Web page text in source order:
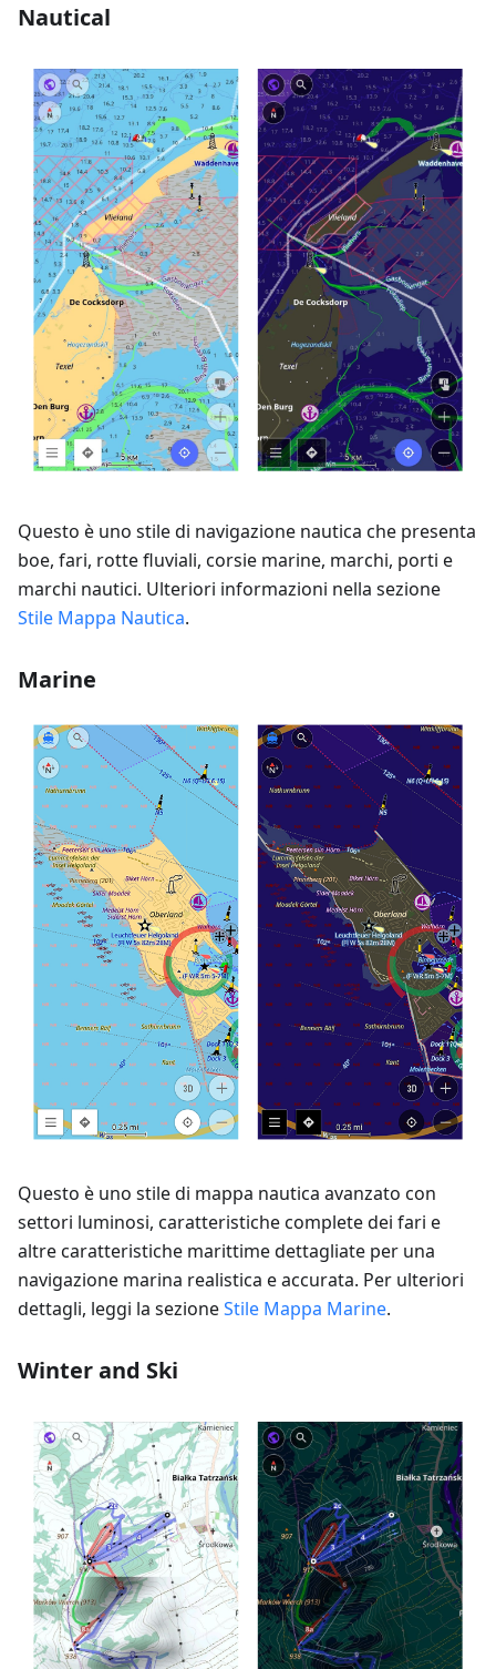
Nautical
Questo è uno stile di navigazione nautica che presenta
boe, fari, rotte fluviali, corsie marine, marchi, porti e
marchi nautici. Ulteriori informazioni nella sezione
Stile Mappa Nautica.
Marine
Questo è uno stile di mappa nautica avanzato con
settori luminosi, caratteristiche complete dei fari e
altre caratteristiche marittime dettagliate per una
navigazione marina realistica e accurata. Per ulteriori
dettagli, leggi la sezioneStile Mappa Marine.
Winter and Ski